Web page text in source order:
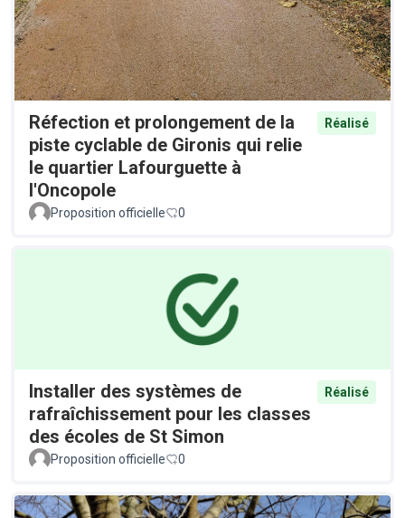
Réfection et prolongement de la
piste cyclable de Gironis qui relie
le quartier Lafourguette à
l'Oncopole
Réalisé
Proposition officielle 0
Installer des systèmes de
rafraîchissement pour les classes
des écoles de St Simon
Réalisé
Proposition officielle 0